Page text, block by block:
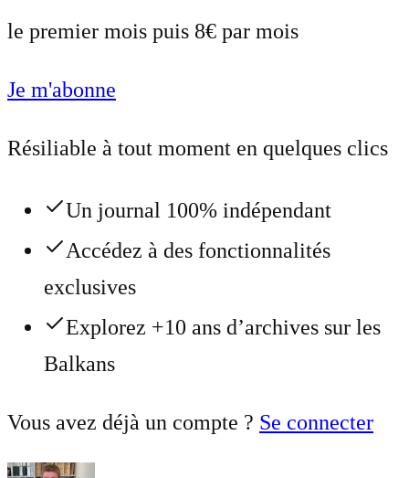
le premier mois puis 8€ par mois
Je m'abonne
Résiliable à tout moment en quelques clics
Un journal 100% indépendant
Accédez à des fonctionnalités
exclusives
Explorez +10 ans d’archives sur les
Balkans
Vous avez déjà un compte ? Se connecter